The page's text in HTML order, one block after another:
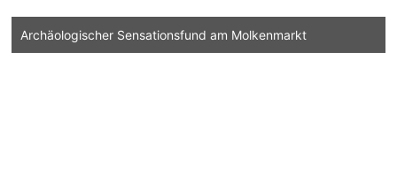
Archäologischer Sensationsfund am Molkenmarkt